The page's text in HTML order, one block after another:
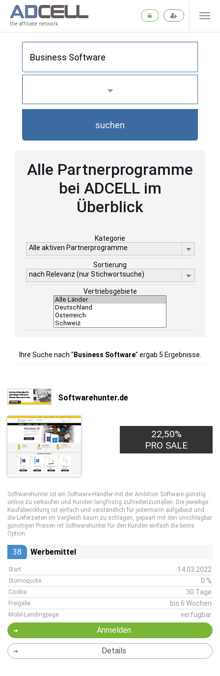
the affiliate network
suchen
Alle Partnerprogramme
bei ADCELL im
Überblick
Kategorie
Alle aktiven Partnerprogramme
Sortierung
nach Relevanz (nur Stichwortsuche)
Vertriebsgebiete
Ihre Suche nach " Business Software" ergab 5 Ergebnisse.
Softwarehunter.de
22,50%
PRO SALE
Softwarehunter ist ein Software-Händler mit der Ambition Software günstig
online zu verkaufen und Kunden langfristig zufriedenzustellen. Die jeweilige
Kaufabwicklung ist einfach und verständlich für jedermann aufgebaut und
die Lieferzeiten im Vergleich kaum zu schlagen, gepaart mit den unschlagbar
günstigen Preisen ist Softwarehunter für den Kunden einfach die beste
Option.
38 Werbemittel
Start 14.03.2022
Stornoquote 0 %
Cookie 30 Tage
Freigabe bis 6 Wochen
Mobil-Landingpage verfügbar
Anmelden
Details